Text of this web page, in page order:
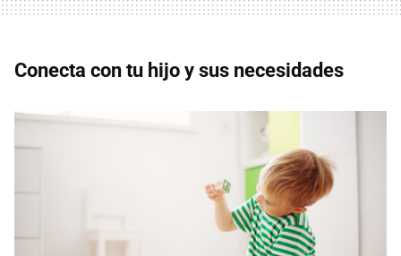
Conecta con tu hijo y sus necesidades